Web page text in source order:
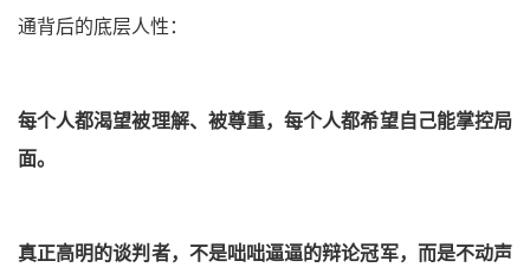
通背后的底层人性：
每个人都渴望被理解、被尊重，每个人都希望自己能掌控局
面。
真正高明的谈判者，不是咄咄逼逼的辩论冠军，而是不动声